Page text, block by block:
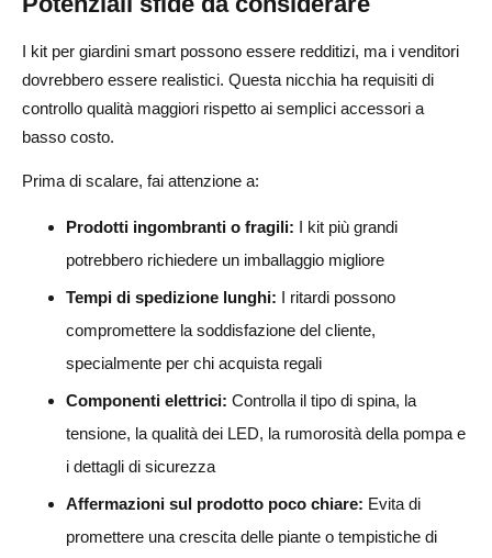
I kit per giardini smart possono essere redditizi, ma i venditori
dovrebbero essere realistici. Questa nicchia ha requisiti di
controllo qualità maggiori rispetto ai semplici accessori a
basso costo.
Prima di scalare, fai attenzione a:
Prodotti ingombranti o fragili: I kit più grandi
potrebbero richiedere un imballaggio migliore
Tempi di spedizione lunghi: I ritardi possono
compromettere la soddisfazione del cliente,
specialmente per chi acquista regali
Componenti elettrici: Controlla il tipo di spina, la
tensione, la qualità dei LED, la rumorosità della pompa e
i dettagli di sicurezza
Affermazioni sul prodotto poco chiare: Evita di
promettere una crescita delle piante o tempistiche di